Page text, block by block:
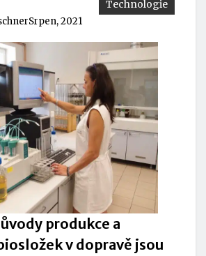
Technologie
Srpen, 2021
produkce a
v dopravě jsou